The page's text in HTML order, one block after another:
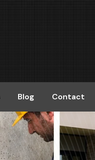
Blog Contact